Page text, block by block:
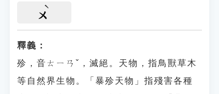
ㄨ
釋義：
殄，音ㄊㄧㄢˇ，滅絕。天物，指鳥獸草木
等自然界生物。「暴殄天物」指殘害各種